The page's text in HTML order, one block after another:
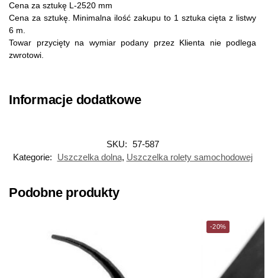
Cena za sztukę L-2520 mm
Cena za sztukę. Minimalna ilość zakupu to 1 sztuka cięta z listwy
6 m.
Towar przycięty na wymiar podany przez Klienta nie podlega
zwrotowi.
Informacje dodatkowe
SKU: 57-587
Kategorie:
Uszczelka dolna, Uszczelka rolety samochodowej
Podobne produkty
-20%